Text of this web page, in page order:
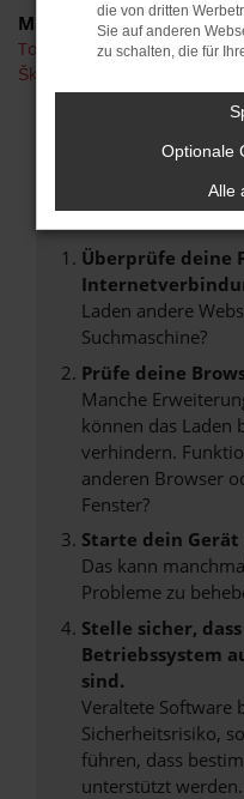
Marken
Toyota
Škoda
FEHLER:
Beim Laden ist ein
Hier sind ein paar
Überprüfe deine
Laden andere
Suchmaschine?
Prüfe deine
Manche
können das Laden
verhindern.
anderen Browser
Fenster?
Starte dein Gerät
Das kann
Probleme zu
Stelle sicher,
Betriebssystem
sind.
Veraltete Software
Sicherheitsrisiko,
führen, dass
unterstützt werden.
die von dritten
Sie auf anderen
zu schalten, die für
Optionale
Alle